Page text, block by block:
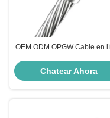
OEM ODM OPGW Cable en
alambre de tierra para la
resistencia súper alta
Chatear Ahora